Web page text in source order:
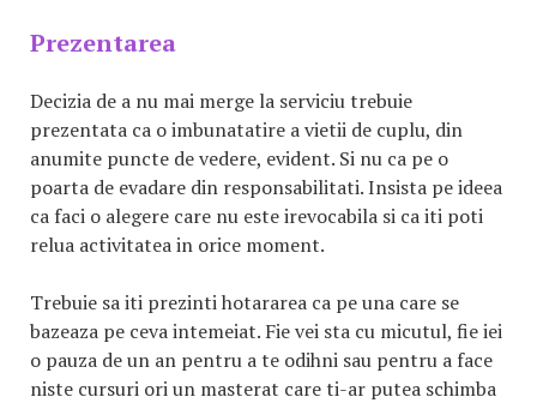
Prezentarea
Decizia de a nu mai merge la serviciu trebuie
prezentata ca o imbunatatire a vietii de cuplu, din
anumite puncte de vedere, evident. Si nu ca pe o
poarta de evadare din responsabilitati. Insista pe ideea
ca faci o alegere care nu este irevocabila si ca iti poti
relua activitatea in orice moment.
Trebuie sa iti prezinti hotararea ca pe una care se
bazeaza pe ceva intemeiat. Fie vei sta cu micutul, fie iei
o pauza de un an pentru a te odihni sau pentru a face
niste cursuri ori un masterat care ti-ar putea schimba